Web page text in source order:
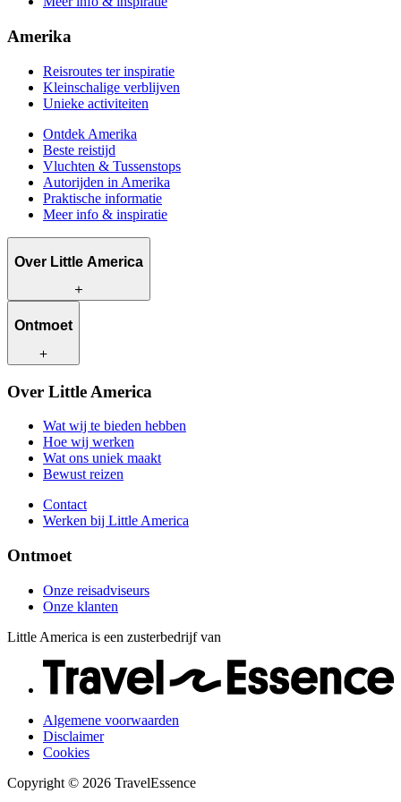
Amerika
Reisroutes ter inspiratie
Kleinschalige verblijven
Unieke activiteiten
Ontdek Amerika
Beste reistijd
Vluchten & Tussenstops
Autorijden in Amerika
Praktische informatie
Meer info & inspiratie
Over Little America
Wat wij te bieden hebben
Wat ons uniek maakt
Contact
Werken bij Little America
Ontmoet
Onze reisadviseurs
Over Little America
Wat wij te bieden hebben
Hoe wij werken
Wat ons uniek maakt
Bewust reizen
Contact
Werken bij Little America
Ontmoet
Onze reisadviseurs
Onze klanten
Little America is een zusterbedrijf van
Algemene voorwaarden
Disclaimer
Cookies
Copyright © 2026 TravelEssence